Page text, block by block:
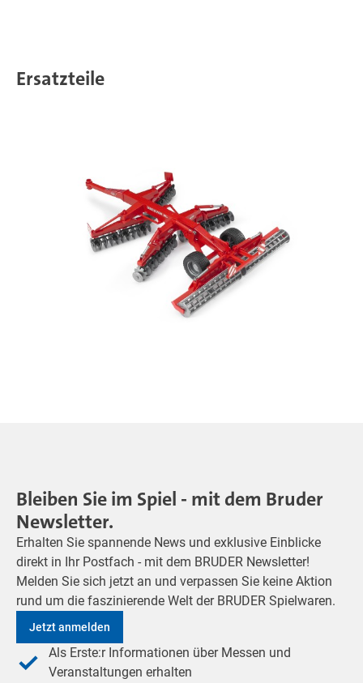
Ersatzteile
Bleiben Sie im Spiel - mit dem Bruder
Newsletter.
Erhalten Sie spannende News und exklusive Einblicke
direkt in Ihr Postfach - mit dem BRUDER Newsletter!
Melden Sie sich jetzt an und verpassen Sie keine Aktion
rund um die faszinierende Welt der BRUDER Spielwaren.
Jetzt anmelden
Als Erste:r Informationen über Messen und
Veranstaltungen erhalten